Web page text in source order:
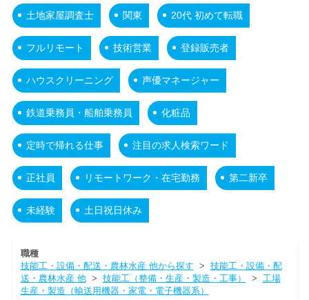
土地家屋調査士 関東 20代 初めて転職
フルリモート 技術営業 登録販売者
ハウスクリーニング 声優マネージャー
鉄道乗務員・船舶乗務員 化粧品
定時で帰れる仕事 注目の求人検索ワード
正社員 リモートワーク・在宅勤務 第二新卒
未経験 土日祝日休み
職種
技能工・設備・配送・農林水産 他から探す > 技能工・設備・配
送・農林水産 他> 技能工（整備・生産・製造・工事） > 工場
生産・製造（輸送用機器・家電・電子機器系）